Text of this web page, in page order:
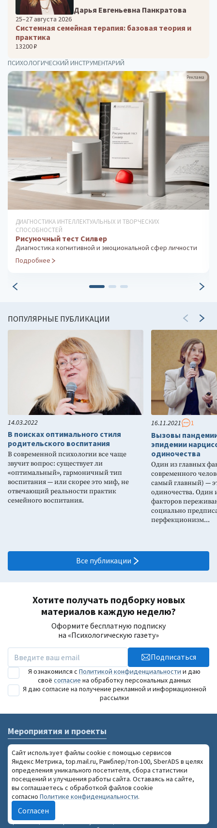
Дарья Евгеньевна Панкратова
25–27 августа 2026
Системная семейная терапия: базовая теория и
практика
13200 ₽
ПСИХОЛОГИЧЕСКИЙ ИНСТРУМЕНТАРИЙ
Реклама
ДИАГНОСТИКА ОСОБЕННОСТЕЙ ЛИЧНОСТИ
Тест Сонди
Глубинная диагностика личности (латентные психические
отклонения)
Подробнее
ПОПУЛЯРНЫЕ ПУБЛИКАЦИИ
14.03.2022
В поисках оптимального стиля
родительского воспитания
В современной психологии все чаще
звучит вопрос: существует ли
«оптимальный», гармоничный тип
воспитания — или скорее это миф, не
отвечающий реальности практик
семейного воспитания.
16.11.2021 1
Вызовы
эпидемии
одиночества
Один из главных
современного
самый главный) —
одиночества. Один
факторов
социально
перфекционизм...
Все публикации
Хотите получать подборку новых
материалов каждую неделю?
Оформите бесплатную подписку
на «Психологическую газету»
Подписаться
Я ознакомился с Политикой конфиденциальности и даю
своё согласие на обработку персональных данных
Я даю согласие на получение рекламной и информационной
рассылки
Мероприятия и проекты
Ежегодный Саммит психологов
Зимний психологический фестиваль
Национальный конкурс «Золотая Психея»
Рубрики
Публикации
Кто есть кто
Инструментарий
Организации
Издание
Подписка на рассылку
Сайт использует файлы cookie с помощью сервисов
Яндекс Метрика, top.mail.ru, Рамблер/топ-100, SberADS в целях
определения уникального посетителя, сбора статистики
посещений и улучшения работы сайта. Оставаясь на сайте,
вы соглашаетесь с обработкой файлов cookie
согласно Политике конфиденциальности.
Согласен